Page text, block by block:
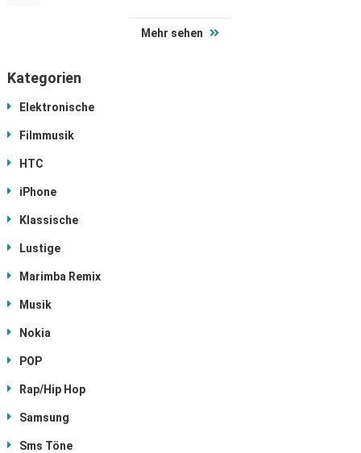
Mehr sehen
Kategorien
Elektronische
Filmmusik
HTC
iPhone
Klassische
Lustige
Marimba Remix
Musik
Nokia
POP
Rap/Hip Hop
Samsung
Sms Töne